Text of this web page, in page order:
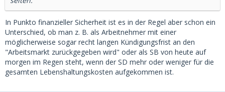
In Punkto finanzieller Sicherheit ist es in der Regel aber schon ein
Unterschied, ob man z. B. als Arbeitnehmer mit einer
möglicherweise sogar recht langen Kündigungsfrist an den
"Arbeitsmarkt zurückgegeben wird" oder als SB von heute auf
morgen im Regen steht, wenn der SD mehr oder weniger für die
gesamten Lebenshaltungskosten aufgekommen ist.